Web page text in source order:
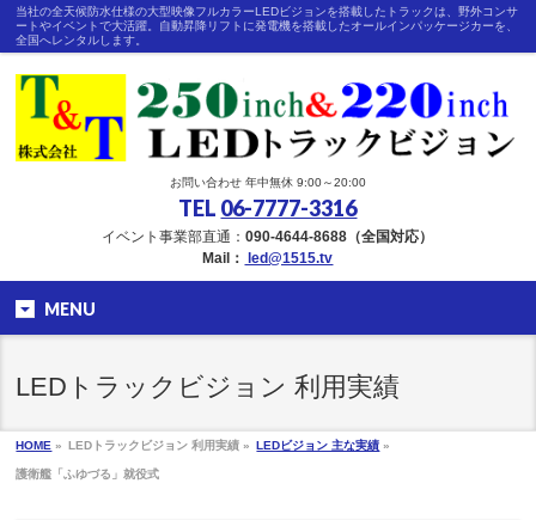
当社の全天候防水仕様の大型映像フルカラーLEDビジョンを搭載したトラックは、野外コンサ
ートやイベントで大活躍。自動昇降リフトに発電機を搭載したオールインパッケージカーを、
全国へレンタルします。
お問い合わせ 年中無休 9:00～20:00
TEL 06-7777-3316
イベント事業部直通：090-4644-8688（全国対応）
Mail：
led@1515.tv
MENU
LEDトラックビジョン 利用実績
HOME » LEDトラックビジョン 利用実績 » LEDビジョン 主な実績 »
護衛艦「ふゆづる」就役式